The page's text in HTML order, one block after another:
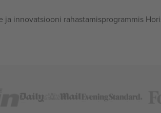
innovatsiooni rahastamisprogrammis